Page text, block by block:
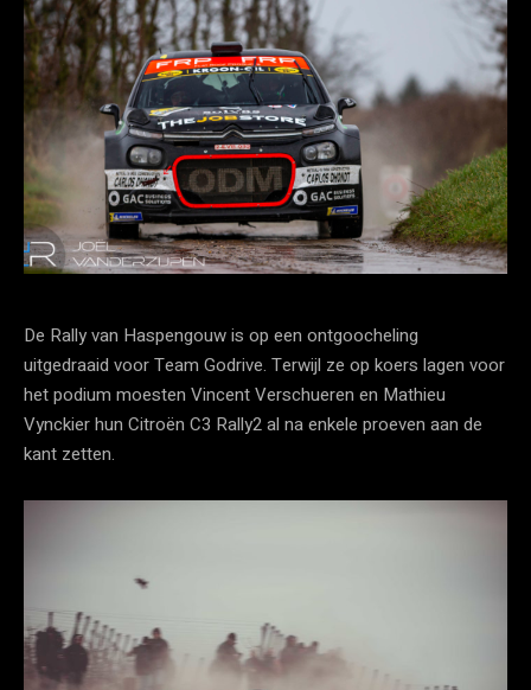
De Rally van Haspengouw is op een ontgoocheling
uitgedraaid voor Team Godrive. Terwijl ze op koers lagen voor
het podium moesten Vincent Verschueren en Mathieu
Vynckier hun Citroën C3 Rally2 al na enkele proeven aan de
kant zetten.